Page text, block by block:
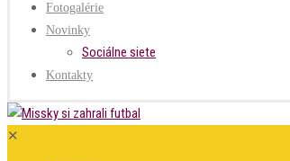
Fotogalérie
Novinky
Sociálne siete
Kontakty
✕